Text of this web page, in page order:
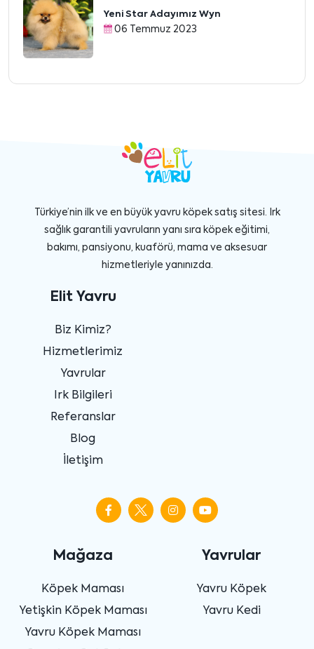
Yeni Star Adayımız Wyn
06 Temmuz 2023
Türkiye’nin ilk ve en büyük yavru köpek satış sitesi. Irk
sağlık garantili yavruların yanı sıra köpek eğitimi,
bakımı, pansiyonu, kuaförü, mama ve aksesuar
hizmetleriyle yanınızda.
Elit Yavru
Biz Kimiz?
Hizmetlerimiz
Yavrular
Irk Bilgileri
Referanslar
Blog
İletişim
Mağaza
Köpek Maması
Yetişkin Köpek Maması
Yavru Köpek Maması
Yavrular
Yavru Köpek
Yavru Kedi